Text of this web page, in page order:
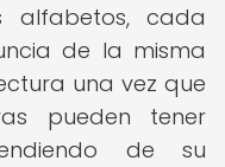
cada
de la misma
una vez que
pueden tener
de su